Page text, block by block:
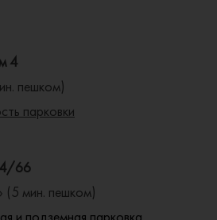
4
пешком)
парковки
66
(5 мин. пешком)
и подземная парковка